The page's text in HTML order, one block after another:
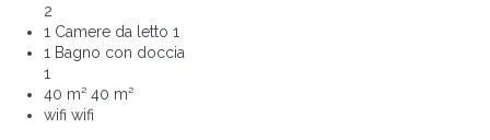
2
1 Camere da letto 1
1 Bagno con doccia
1
40 m² 40 m²
wifi wifi